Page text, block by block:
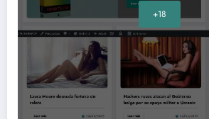
+18